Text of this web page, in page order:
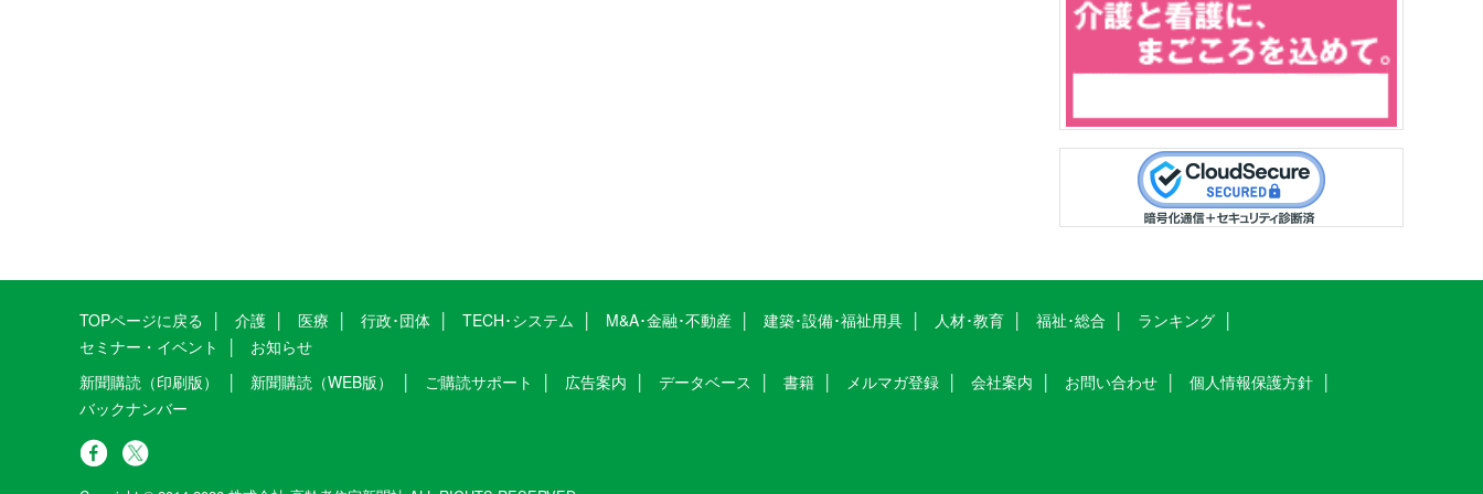
TOPページに戻る 介護 医療 行政･団体 TECH･システム M&A･金融･不動産 建築･設備･福祉用具 人材･教育 福祉･総合
ランキング
セミナー・イベント
お知らせ
新聞購読（印刷版）
新聞購読（WEB版） ご購読サポート 広告案内 データベース 書籍 メルマガ登録 会社案内 お問い合わせ
個人情報保護方針
バックナンバー